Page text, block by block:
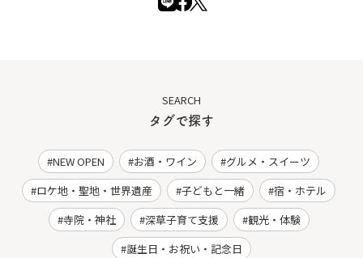
SEARCH
タグで探す
NEW OPEN お酒・ワイン
グルメ・スイーツ
ロケ地・聖地・世界遺産
子どもと一緒
宿・ホテル
寺院・神社
深草子育て支援
観光・体験
誕生日・お祝い・記念日